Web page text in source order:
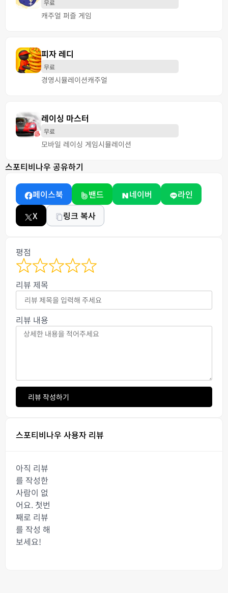
무료
캐주얼 퍼즐 게임
피자 레디
무료
경영시뮬레이션캐주얼
레이싱 마스터
무료
모바일 레이싱 게임시뮬레이션
스포티비나우 공유하기
페이스북 밴드 네이버
라인
X
링크 복사
평점
리뷰 제목
리뷰 내용
리뷰 작성하기
스포티비나우 사용자 리뷰
아직 리뷰
를 작성한
사람이 없
어요. 첫번
째로 리뷰
를 작성 해
보세요!